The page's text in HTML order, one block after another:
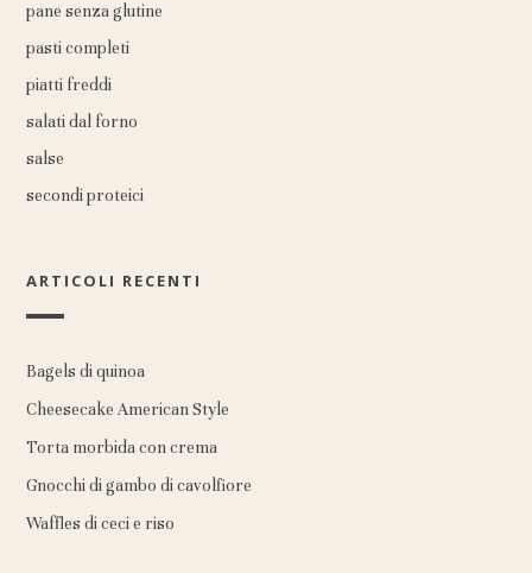
pane senza glutine
pasti completi
piatti freddi
salati dal forno
salse
secondi proteici
ARTICOLI RECENTI
Bagels di quinoa
Cheesecake American Style
Torta morbida con crema
Gnocchi di gambo di cavolfiore
Waffles di ceci e riso